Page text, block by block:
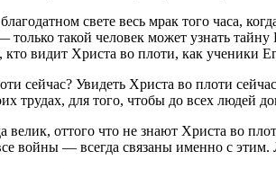
свете весь мрак того часа,
такой человек может узнать тайну
видит Христа во плоти, как ученики
сейчас? Увидеть Христа во плоти
трудах, для того, чтобы до всех людей
велик, оттого что не знают Христа во
войны — всегда связаны именно с